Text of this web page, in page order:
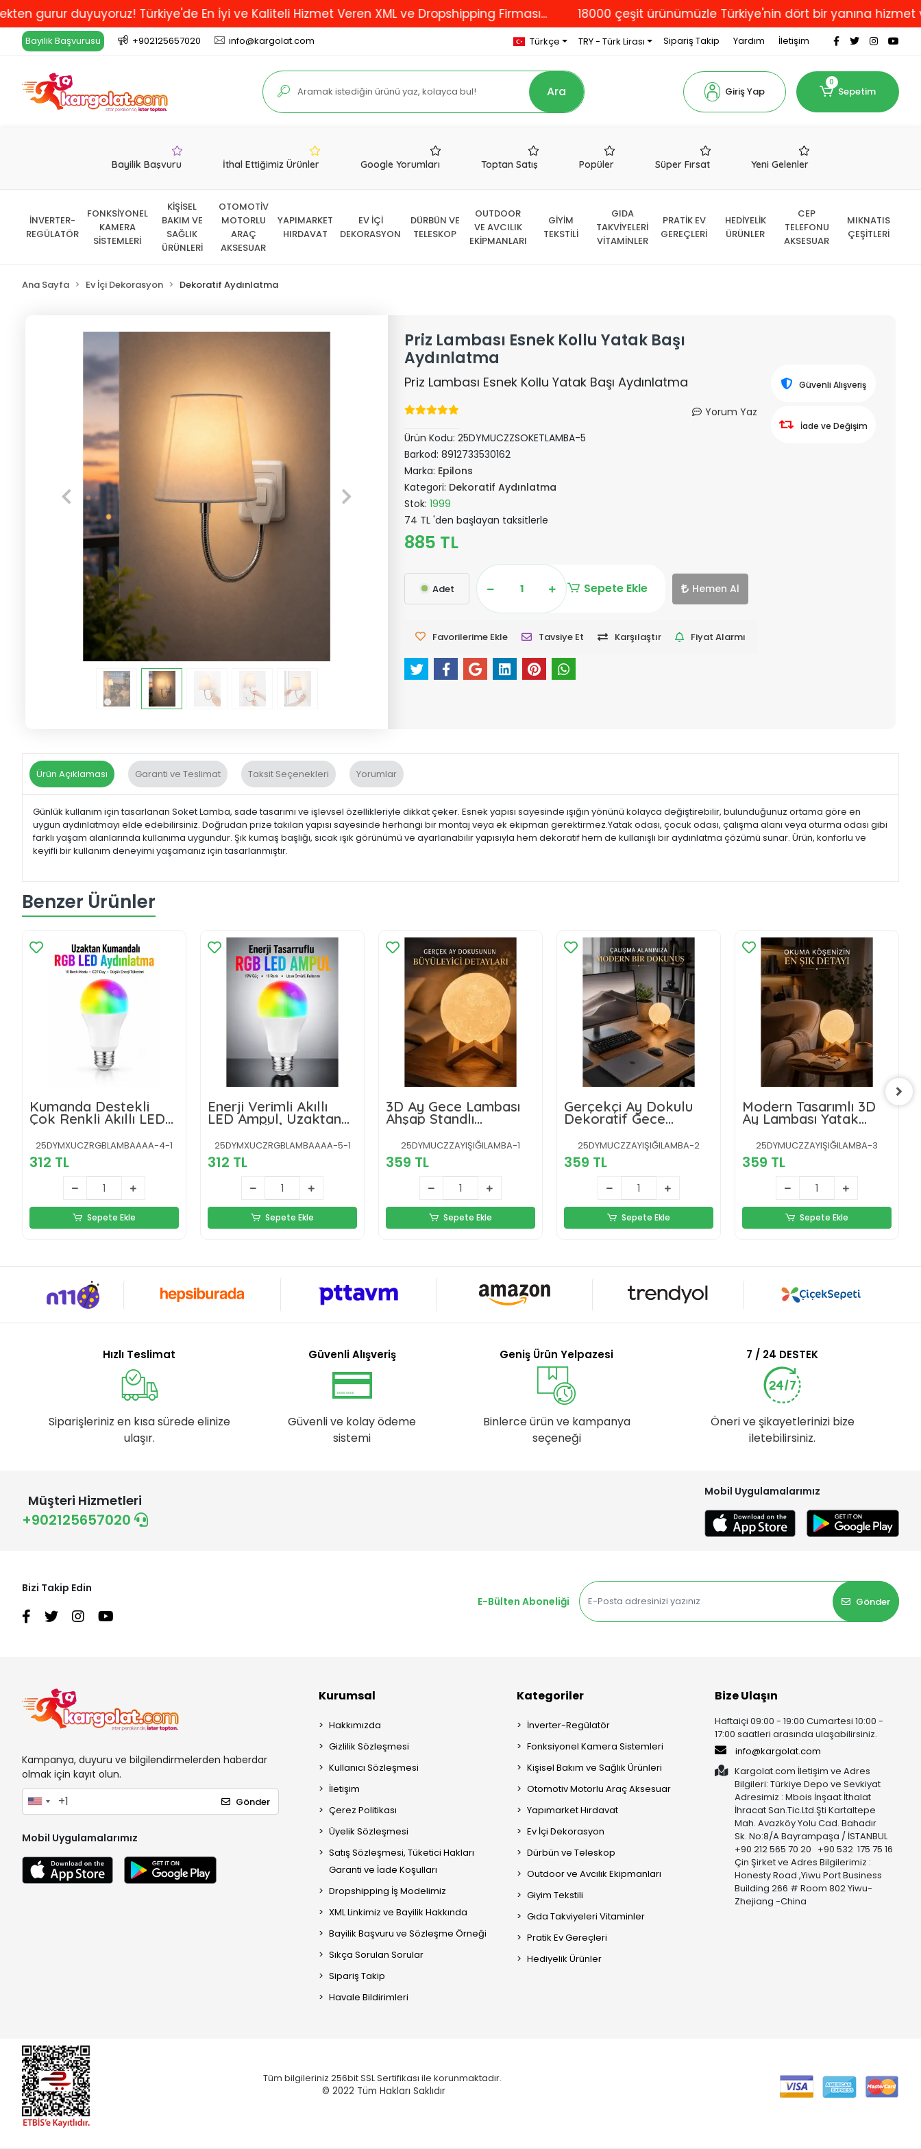
duyuyoruz! Türkiye'de En İyi ve Kaliteli Hizmet Veren XML ve Dropshipping Firması... 18000 çeşit ürünümüzle Türkiye'nin dört bir yanına hizmet
Bayilik Başvurusu +902125657020 info@kargolat.com Türkçe TRY - Türk Lirası Sipariş Takip Yardım İletişim
Ara Giriş Yap
0
Sepetim
Bayilik Başvuru İthal Ettiğimiz Ürünler Google Yorumları Toptan Satış Popüler Süper Fırsat Yeni Gelenler
İNVERTER-
REGÜLATÖR
FONKSİYONEL
KAMERA
SİSTEMLERİ
KİŞİSEL
BAKIM VE
SAĞLIK
ÜRÜNLERİ
OTOMOTİV
MOTORLU
ARAÇ
AKSESUAR
YAPIMARKET
HIRDAVAT
EV İÇİ
DEKORASYON
DÜRBÜN VE
TELESKOP
OUTDOOR
VE AVCILIK
EKİPMANLARI
GİYİM
TEKSTİLİ
GIDA
TAKVİYELERİ
VİTAMİNLER
PRATİK EV
GEREÇLERİ
HEDİYELİK
ÜRÜNLER
CEP
TELEFONU
AKSESUAR
MIKNATIS
ÇEŞİTLERİ
Ana Sayfa Ev İçi Dekorasyon Dekoratif Aydınlatma
Priz Lambası Esnek Kollu Yatak Başı
Aydınlatma
Priz Lambası Esnek Kollu Yatak Başı Aydınlatma
Yorum Yaz
Ürün Kodu:25DYMUCZZSOKETLAMBA-5
Barkod:8912733530162
Marka: Epilons
Kategori: Dekoratif Aydınlatma
Stok:1999
74 TL 'den başlayan taksitlerle
885 TL
Adet Sepete Ekle Hemen Al
Favorilerime Ekle Tavsiye Et Karşılaştır Fiyat Alarmı
Güvenli Alışveriş
İade ve Değişim
Ürün Açıklaması Garanti ve Teslimat Taksit Seçenekleri Yorumlar
Günlük kullanım için tasarlanan Soket Lamba, sade tasarımı ve işlevsel özellikleriyle dikkat çeker. Esnek yapısı sayesinde ışığın yönünü kolayca değiştirebilir, bulunduğunuz ortama göre en
uygun aydınlatmayı elde edebilirsiniz. Doğrudan prize takılan yapısı sayesinde herhangi bir montaj veya ek ekipman gerektirmez.Yatak odası, çocuk odası, çalışma alanı veya oturma odası gibi
farklı yaşam alanlarında kullanıma uygundur. Şık kumaş başlığı, sıcak ışık görünümü ve ayarlanabilir yapısıyla hem dekoratif hem de kullanışlı bir aydınlatma çözümü sunar. Ürün, konforlu ve
keyifli bir kullanım deneyimi yaşamanız için tasarlanmıştır.
Benzer Ürünler
Kumanda Destekli
Çok Renkli Akıllı LED
Ampul
25DYMXUCZRGBLAMBAAAA-4-1
312 TL
Sepete Ekle
Enerji Verimli Akıllı
LED Ampul, Uzaktan
Kontrol Özellikli
25DYMXUCZRGBLAMBAAAA-5-1
312 TL
Sepete Ekle
3D Ay Gece Lambası
Ahşap Standlı
Dekoratif LED Masa
Lambası
25DYMUCZZAYIŞIĞILAMBA-1
359 TL
Sepete Ekle
Gerçekçi Ay Dokulu
Dekoratif Gece
Işığı
25DYMUCZZAYIŞIĞILAMBA-2
359 TL
Sepete Ekle
Modern Tasarımlı 3D
Ay Lambası Yatak
Odası ve Salon
Dekoru
25DYMUCZZAYIŞIĞILAMBA-3
359 TL
Sepete Ekle
Hızlı Teslimat
Siparişleriniz en kısa sürede elinize
ulaşır.
Güvenli Alışveriş
Güvenli ve kolay ödeme
sistemi
Geniş Ürün Yelpazesi
Binlerce ürün ve kampanya
seçeneği
7 / 24 DESTEK
Öneri ve şikayetlerinizi bize
iletebilirsiniz.
Müşteri Hizmetleri
+902125657020
Mobil Uygulamalarımız
Bizi Takip Edin
E-Bülten Aboneliği
Gönder
Kampanya, duyuru ve bilgilendirmelerden haberdar
olmak için kayıt olun.
Gönder
Mobil Uygulamalarımız
Kurumsal
Hakkımızda
Gizlilik Sözleşmesi
Kullanıcı Sözleşmesi
İletişim
Çerez Politikası
Üyelik Sözleşmesi
Satış Sözleşmesi, Tüketici Hakları
Garanti ve İade Koşulları
Dropshipping İş Modelimiz
XML Linkimiz ve Bayilik Hakkında
Bayilik Başvuru ve Sözleşme Örneği
Sıkça Sorulan Sorular
Sipariş Takip
Havale Bildirimleri
Kategoriler
İnverter-Regülatör
Fonksiyonel Kamera Sistemleri
Kişisel Bakım ve Sağlık Ürünleri
Otomotiv Motorlu Araç Aksesuar
Yapımarket Hırdavat
Ev İçi Dekorasyon
Dürbün ve Teleskop
Outdoor ve Avcılık Ekipmanları
Giyim Tekstili
Gıda Takviyeleri Vitaminler
Pratik Ev Gereçleri
Hediyelik Ürünler
Bize Ulaşın
Haftaiçi 09:00 - 19:00 Cumartesi 10:00 -
17:00 saatleri arasında ulaşabilirsiniz.
info@kargolat.com
Kargolat.com İletişim ve Adres
Bilgileri: Türkiye Depo ve Sevkiyat
Adresimiz : Mbois İnşaat İthalat
İhracat San.Tic.Ltd.Şti Kartaltepe
Mah. Avazköy Yolu Cad. Bahadır
Sk. No:8/A Bayrampaşa / İSTANBUL
+90 212 565 70 20 +90 532 175 75 16
Çin Şirket ve Adres Bilgilerimiz :
Honesty Road ,Yiwu Port Business
Building 266 # Room 802 Yiwu-
Zhejiang -China
Tüm bilgileriniz 256bit SSL Sertifikası ile korunmaktadır.
© 2022 Tüm Hakları Saklıdır